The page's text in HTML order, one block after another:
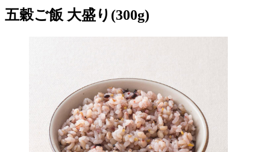
五穀ご飯 大盛り(300g)